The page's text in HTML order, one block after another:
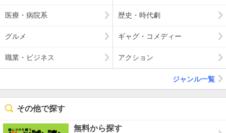
医療・病院系 歴史・時代劇
グルメ ギャグ・コメディー
職業・ビジネス アクション
ジャンル一覧
その他で探す
無料から探す